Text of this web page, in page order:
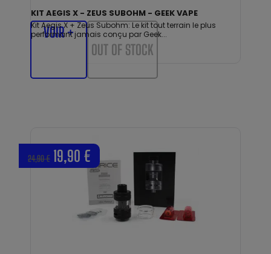
KIT AEGIS X - ZEUS SUBOHM - GEEK VAPE
Kit Aegis X + Zeus Subohm: Le kit tout terrain le plus
performant jamais conçu par Geek...
VOIR +
OUT OF STOCK
24,90 € 19,90 €